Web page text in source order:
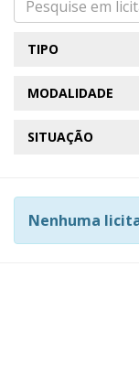
TIPO
MODALIDADE
SITUAÇÃO
Nenhuma